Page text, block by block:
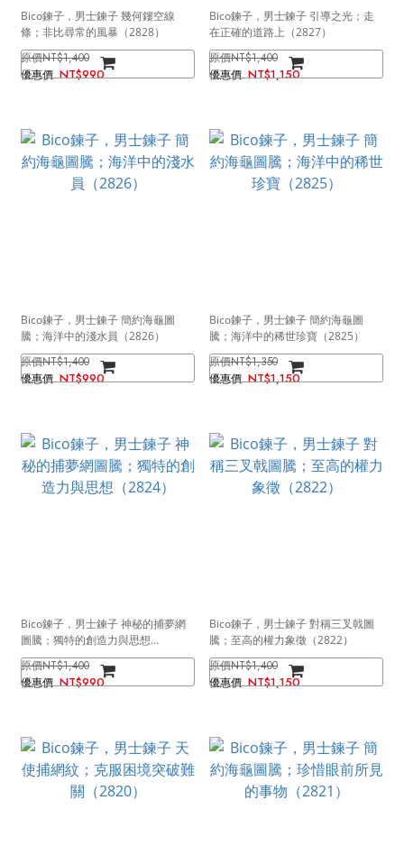
Bico鍊子，男士鍊子 幾何鏤空線
條；非比尋常的風暴（2828）
NT$1,400
NT$990
Bico鍊子，男士鍊子 引導之光；走
在正確的道路上（2827）
NT$1,400
NT$1,150
Bico鍊子，男士鍊子 簡約海龜圖
騰；海洋中的淺水員（2826）
NT$1,400
NT$990
Bico鍊子，男士鍊子 簡約海龜圖
騰；海洋中的稀世珍寶（2825）
NT$1,350
NT$1,150
Bico鍊子，男士鍊子 神秘的捕夢網
圖騰；獨特的創造力與思想
（2824）
NT$1,400
NT$990
Bico鍊子，男士鍊子 對稱三叉戟圖
騰；至高的權力象徵（2822）
NT$1,400
NT$1,150